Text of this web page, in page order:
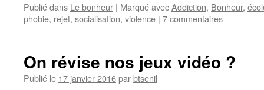
Publié dans Le bonheur | Marqué avecAddiction, Bonheur,
phobie, rejet, socialisation, violence | 7 commentaires
On révise nos jeux vidéo ?
Publié le 17 janvier 2016parbtsenil